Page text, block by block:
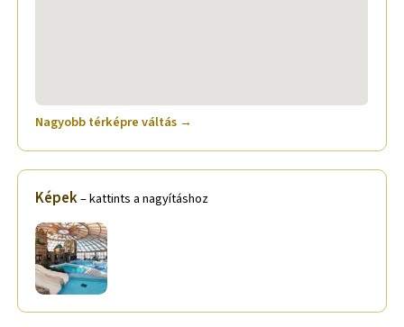
Nagyobb térképre váltás →
Képek– kattints a nagyításhoz